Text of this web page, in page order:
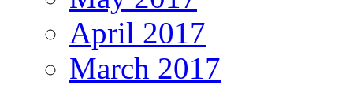
April 2017
March 2017